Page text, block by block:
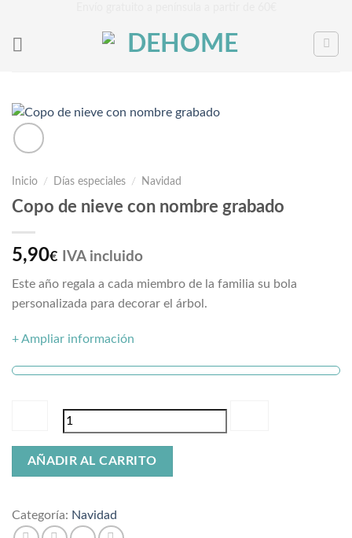
contenido
Inicio / Días especiales / Navidad
Copo de nieve con nombre grabado
5,90€ IVA incluido
Este año regala a cada miembro de la familia su bola
personalizada para decorar el árbol.
+ Ampliar información
Copo
con
nombre
AÑADIR AL CARRITO
Categoría: Navidad